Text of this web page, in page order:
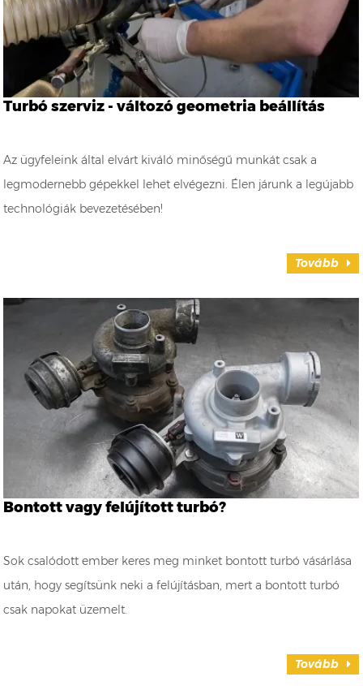
Turbó szerviz - változó geometria beállítás
Az ügyfeleink által elvárt kiváló minőségű munkát csak a
legmodernebb gépekkel lehet elvégezni. Élen járunk a legújabb
technológiák bevezetésében!
Tovább
Bontott vagy felújított turbó?
Sok csalódott ember keres meg minket bontott turbó vásárlása
után, hogy segítsünk neki a felújításban, mert a bontott turbó
csak napokat üzemelt.
Tovább